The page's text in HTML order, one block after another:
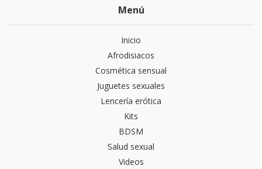
Menú
Inicio
Afrodisiacos
Cosmética sensual
Juguetes sexuales
Lencería erótica
Kits
BDSM
Salud sexual
Videos